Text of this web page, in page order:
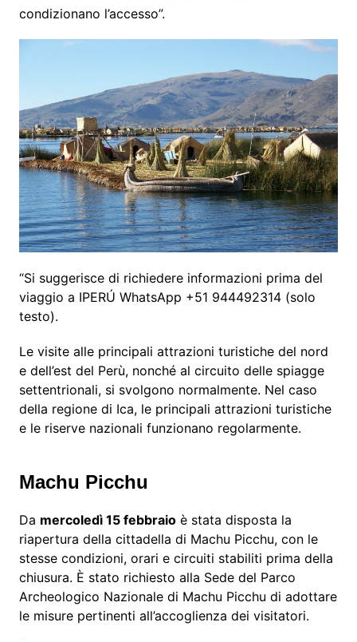
condizionano l’accesso”.
“Si suggerisce di richiedere informazioni prima del
viaggio a IPERÚ WhatsApp +51 944492314 (solo
testo).
Le visite alle principali attrazioni turistiche del nord
e dell’est del Perù, nonché al circuito delle spiagge
settentrionali, si svolgono normalmente. Nel caso
della regione di Ica, le principali attrazioni turistiche
e le riserve nazionali funzionano regolarmente.
Machu Picchu
Da mercoledì 15 febbraioè stata disposta la
riapertura della cittadella di Machu Picchu, con le
stesse condizioni, orari e circuiti stabiliti prima della
chiusura. È stato richiesto alla Sede del Parco
Archeologico Nazionale di Machu Picchu di adottare
le misure pertinenti all’accoglienza dei visitatori.